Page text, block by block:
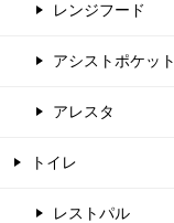
レンジフード
アシストポケット
アレスタ
トイレ
レストパル